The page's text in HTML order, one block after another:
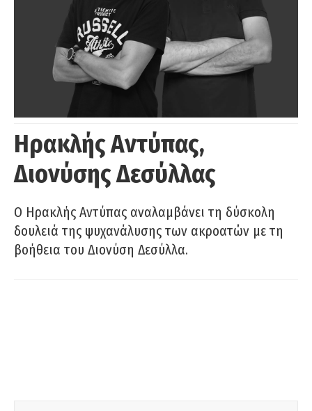
Ηρακλής Αντύπας,
Διονύσης Δεσύλλας
Ο Ηρακλής Αντύπας αναλαμβάνει τη δύσκολη
δουλειά της ψυχανάλυσης των ακροατών με τη
βοήθεια του Διονύση Δεσύλλα.